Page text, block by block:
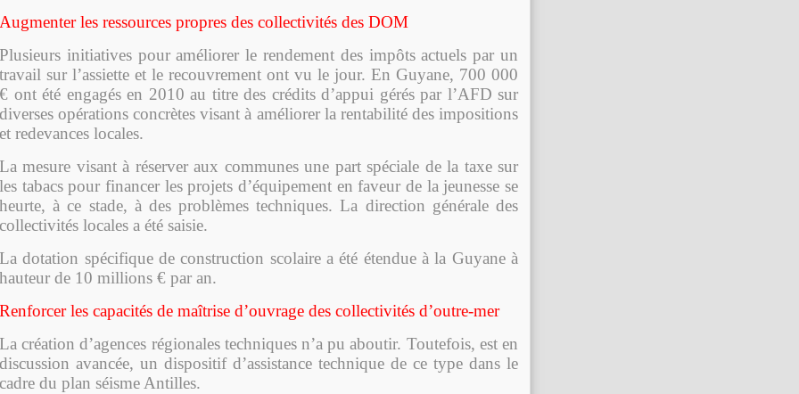
Augmenter les ressources propres des collectivités des DOM
Plusieurs initiatives pour améliorer le rendement des impôts actuels par un
travail sur l’assiette et le recouvrement ont vu le jour. En Guyane, 700 000
€ ont été engagés en 2010 au titre des crédits d’appui gérés par l’AFD sur
diverses opérations concrètes visant à améliorer la rentabilité des impositions
et redevances locales.
La mesure visant à réserver aux communes une part spéciale de la taxe sur
les tabacs pour financer les projets d’équipement en faveur de la jeunesse se
heurte, à ce stade, à des problèmes techniques. La direction générale des
collectivités locales a été saisie.
La dotation spécifique de construction scolaire a été étendue à la Guyane à
hauteur de 10 millions € par an.
Renforcer les capacités de maîtrise d’ouvrage des collectivités d’outre-mer
La création d’agences régionales techniques n’a pu aboutir. Toutefois, est en
discussion avancée, un dispositif d’assistance technique de ce type dans le
cadre du plan séisme Antilles.